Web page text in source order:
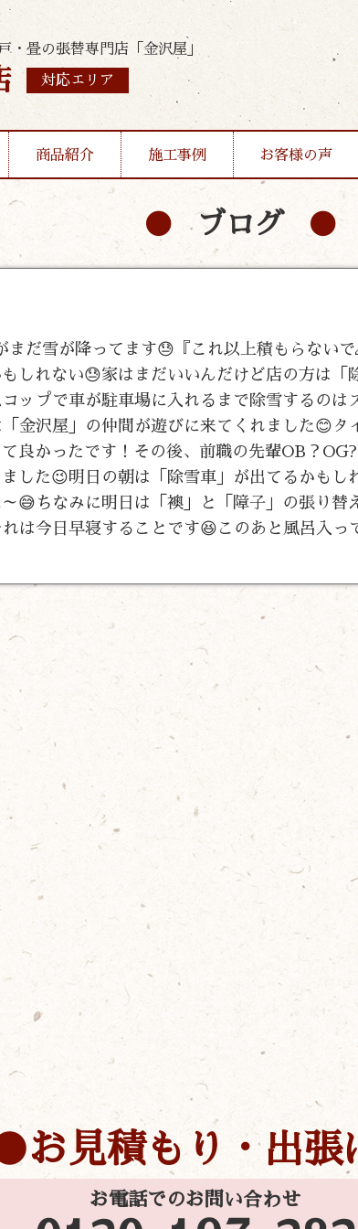
・畳の張替専門店「金沢屋」
対応エリア
商品紹介 施工事例 お客様の声
ブログ
まだ雪が降ってます😓『これ以上積もらない
しれない😓家はまだいいんだけど店の方は「
ップで車が駐車場に入れるまで除雪するのは
金沢屋」の仲間が遊びに来てくれました😊タ
良かったです！その後、前職の先輩OB？
した😉明日の朝は「除雪車」が出てるかもし
😅ちなみに明日は「襖」と「障子」の張り替
は今日早寝することです😆このあと風呂入っ
お見積もり・出張
お電話でのお問い合わせ